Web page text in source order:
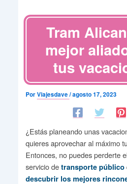
Tram
mejor
tus
PorViajesdave/agosto 17, 2023
¿Estás planeando unas
quieres aprovechar al máximo
Entonces, no puedes perderte
servicio de transporte público
descubrir los mejores